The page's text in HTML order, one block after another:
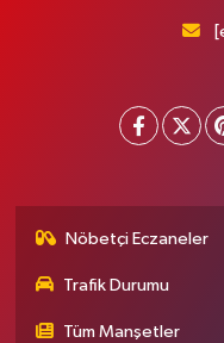
Nöbetçi Eczaneler
Trafik Durumu
Tüm Manşetler